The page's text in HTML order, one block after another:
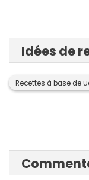
Idées de
Recettes à base de